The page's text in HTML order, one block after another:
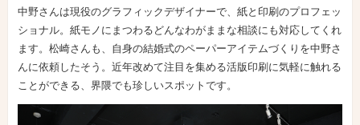
中野さんは現役のグラフィックデザイナーで、紙と印刷のプロフェッ
ショナル。紙モノにまつわるどんなわがままな相談にも対応してくれ
ます。松崎さんも、自身の結婚式のペーパーアイテムづくりを中野さ
んに依頼したそう。近年改めて注目を集める活版印刷に気軽に触れる
ことができる、界隈でも珍しいスポットです。